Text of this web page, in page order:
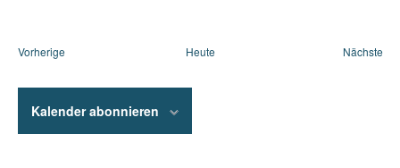
VorherigeVeranstaltungen Heute Nächste
Kalender abonnieren